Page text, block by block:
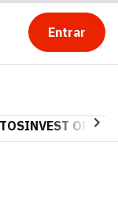
Entrar
INVEST OPINA